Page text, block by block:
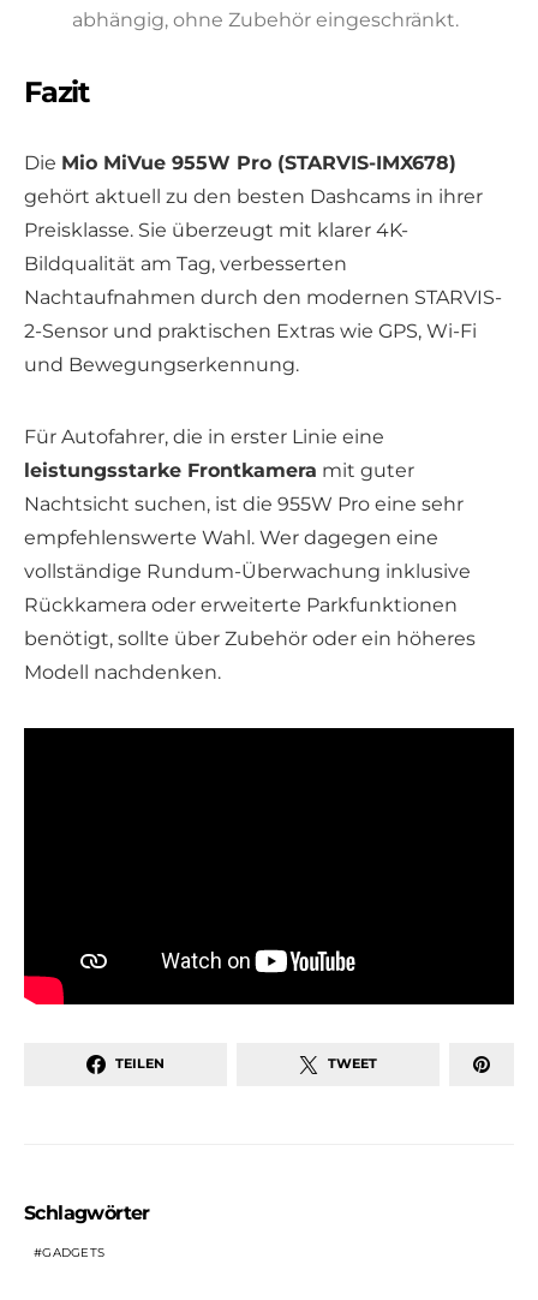
abhängig, ohne Zubehör eingeschränkt.
Fazit
Die Mio MiVue 955W Pro (STARVIS-IMX678)
gehört aktuell zu den besten Dashcams in ihrer
Preisklasse. Sie überzeugt mit klarer 4K-
Bildqualität am Tag, verbesserten
Nachtaufnahmen durch den modernen STARVIS-
2-Sensor und praktischen Extras wie GPS, Wi-Fi
und Bewegungserkennung.
Für Autofahrer, die in erster Linie eine
leistungsstarke Frontkamera mit guter
Nachtsicht suchen, ist die 955W Pro eine sehr
empfehlenswerte Wahl. Wer dagegen eine
vollständige Rundum-Überwachung inklusive
Rückkamera oder erweiterte Parkfunktionen
benötigt, sollte über Zubehör oder ein höheres
Modell nachdenken.
TEILEN TWEET
Schlagwörter
GADGETS